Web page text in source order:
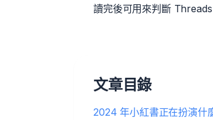
讀完後可用來判斷
文章目錄
2024 年小紅書正在扮演什